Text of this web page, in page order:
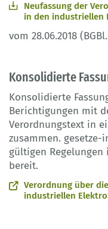
Neufassung der
in den industriellen
vom 28.06.2018
Konsolidierte
Konsolidierte
Berichtigungen mit
Verordnungstext in
zusammen.
gültigen Regelungen
bereit.
Verordnung über
industriellen